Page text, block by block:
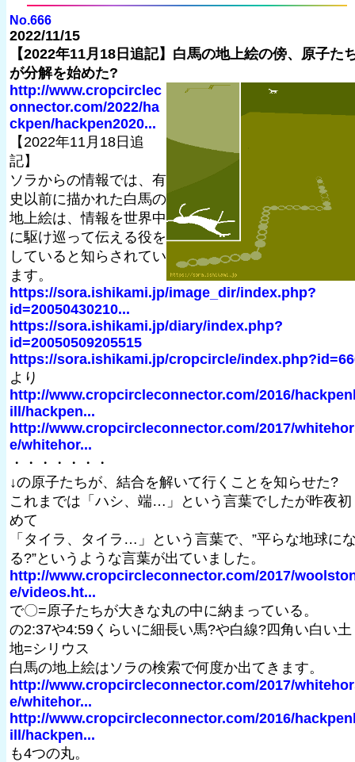
No.666
2022/11/15
【2022年11月18日追記】白馬の地上絵の傍、原子た
が分解を始めた?
http://www.cropcirclec
onnector.com/2022/ha
ckpen/hackpen2020...
【2022年11月18日追
記】
ソラからの情報では、有
史以前に描かれた白馬の
地上絵は、情報を世界中
に駆け巡って伝える役を
していると知らされてい
ます。
https://sora.ishikami.jp/image_dir/index.php?
id=20050430210...
https://sora.ishikami.jp/diary/index.php?
id=20050509205515
https://sora.ishikami.jp/cropcircle/
より
http://www.cropcircleconnector.com/2016/
ill/hackpen...
http://www.cropcircleconnector.com/2017/
e/whitehor...
・・・・・・・
↓の原子たちが、結合を解いて行くことを知らせた?
これまでは「ハシ、端…」という言葉でしたが昨夜初
めて
「タイラ、タイラ…」という言葉で、”平らな地球に
る?”というような言葉が出ていました。
http://www.cropcircleconnector.com/2017/
e/videos.ht...
で〇=原子たちが大きな丸の中に納まっている。
の2:37や4:59くらいに細長い馬?や白線?四角い白い土
地=シリウス
白馬の地上絵はソラの検索で何度か出てきます。
http://www.cropcircleconnector.com/2017/
e/whitehor...
http://www.cropcircleconnector.com/2016/
ill/hackpen...
も4つの丸。